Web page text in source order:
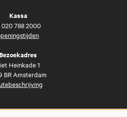
Kassa
020 788 2000
Heinkade 1
BR Amsterdam